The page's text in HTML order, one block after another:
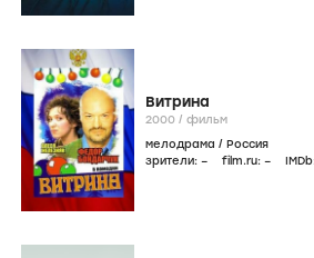
Витрина
2000 / фильм
мелодрама / Россия
зрители: – film.ru: –